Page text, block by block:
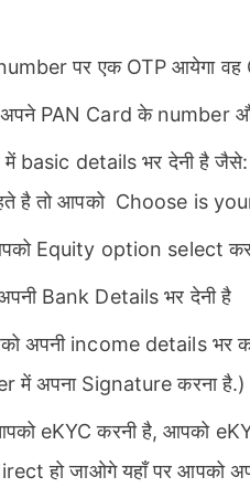
पर एक OTP आयेगा वह
PAN Card के number
basic details भर देनी है
है तो आपको Choose is
Equity option select
Bank Details भर देनी है
अपनी income details भर
में अपना Signature करना है.)
eKYC करनी है, आपको
हो जाओगे यहाँ पर आपको